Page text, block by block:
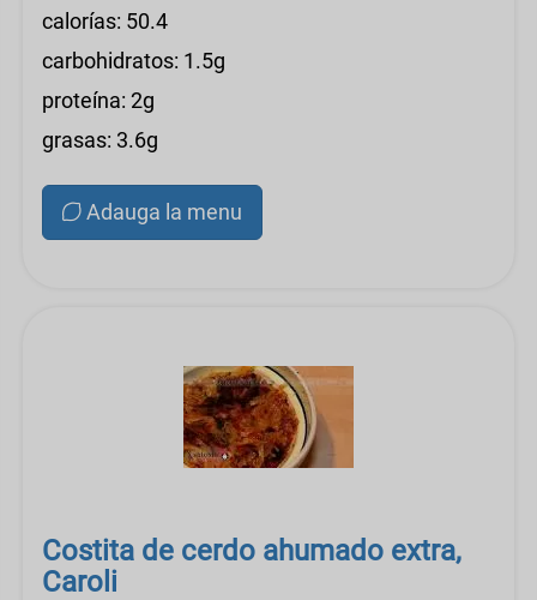
calorías: 50.4
carbohidratos: 1.5g
proteína: 2g
grasas: 3.6g
Adauga la menu
Costita de cerdo ahumado extra,
Caroli